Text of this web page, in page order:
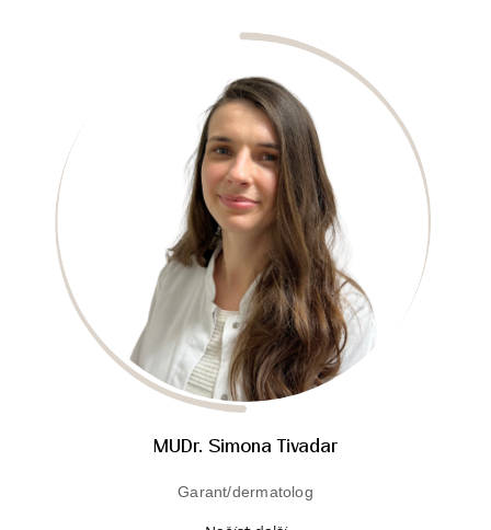
MUDr. Simona Tivadar
Garant/dermatolog